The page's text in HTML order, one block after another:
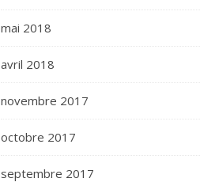
mai 2018
avril 2018
novembre 2017
octobre 2017
septembre 2017